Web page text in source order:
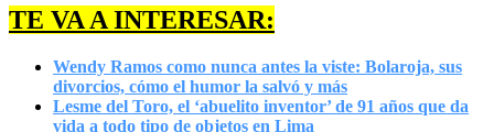
TE VA A INTERESAR:
Wendy Ramos como nunca antes la viste: Bolaroja, sus
divorcios, cómo el humor la salvó y más
Lesme del Toro, el ‘abuelito inventor’ de 91 años que da
vida a todo tipo de objetos en Lima